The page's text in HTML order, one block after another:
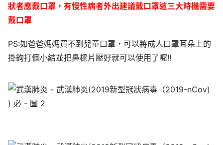
狀者應戴口罩，有慢性病者外出建議戴口罩這三大時機需要
戴口罩
PS:如爸爸媽媽買不到兒童口罩，可以將成人口罩耳朵上的
掛鉤打個小結並把鼻樑片壓好就可以使用了喔!!